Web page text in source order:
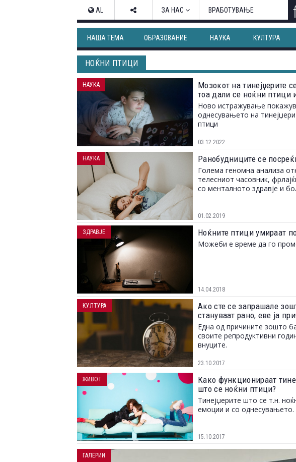
AL ЗА НАС ВРАБОТУВАЊЕ
НАША ТЕМА ОБРАЗОВАНИЕ НАУКА КУЛТУРА
НОЌНИ ПТИЦИ
Мозокот на тинејџерите
тоа дали се ноќни птици
Ново истражување
однесувањето на
птици
03.12.2022
НАУКА
Ранобудниците се
Голема геномна анализа
телесниот часовник,
со менталното здравје и
01.02.2019
НАУКА
Ноќните птици умираат
Можеби е време да го
14.04.2018
ЗДРАВЈЕ
Ако сте се запрашале
стануваат рано, еве ја
Една од причините зошто
своите репродуктивни
внуците.
23.10.2017
КУЛТУРА
Како функционираат
што се ноќни птици?
Тинејџерите што се т.н.
емоции и со однесувањето.
15.10.2017
ЖИВОТ
ГАЛЕРИИ